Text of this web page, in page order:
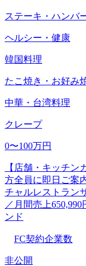
ステーキ・ハンバ
ヘルシー・健康
韓国料理
たこ焼き・お好み
中華・台湾料理
クレープ
0〜100万円
【店舗・キッチ
方全員に即日ご案
チャルレストラン
／月間売上
ンド
FC契約企業数
非公開